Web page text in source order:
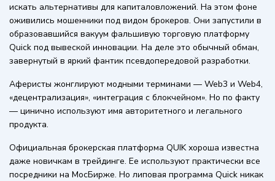
искать альтернативы для капиталовложений. На этом фоне
оживились мошенники под видом брокеров. Они запустили в
образовавшийся вакуум фальшивую торговую платформу
Quick под вывеской инновации. На деле это обычный обман,
завернутый в яркий фантик псевдопередовой разработки.
Аферисты жонглируют модными терминами — Web3 и Web4,
«децентрализация», «интеграция с блокчейном». Но по факту
— цинично используют имя авторитетного и легального
продукта.
Официальная брокерская платформа QUIK хороша известна
даже новичкам в трейдинге. Ее используют практически все
посредники на МосБирже. Но липовая программа Quick никак